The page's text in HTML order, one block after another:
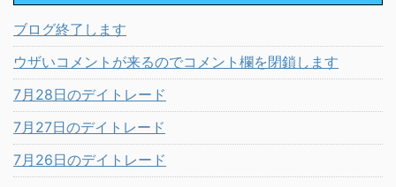
ブログ終了します
ウザいコメントが来るのでコメント欄を閉鎖します
7月28日のデイトレード
7月27日のデイトレード
7月26日のデイトレード